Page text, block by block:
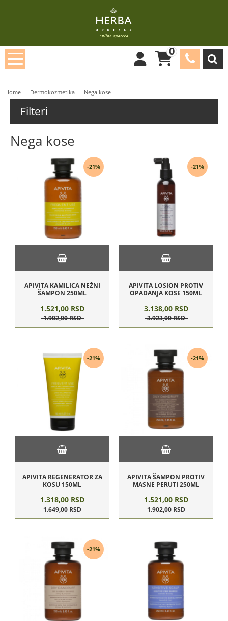
0
Home Dermokozmetika Nega kose
Filteri
Nega kose
-21%
APIVITA KAMILICA NEŽNI
ŠAMPON 250ML
1.521,00 RSD
1.902,00RSD
-21%
APIVITA LOSION PROTIV
OPADANJA KOSE 150ML
3.138,00 RSD
3.923,00RSD
-21%
APIVITA REGENERATOR ZA
KOSU 150ML
1.318,00 RSD
1.649,00RSD
-21%
APIVITA ŠAMPON PROTIV
MASNE PERUTI 250ML
1.521,00 RSD
1.902,00RSD
-21%